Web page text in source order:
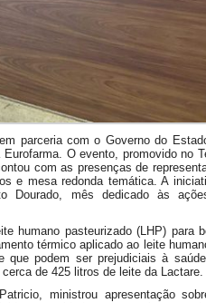
parceria com o Governo do
O evento, promovido no
com as presenças de
e mesa redonda temática. A
Dourado, mês dedicado às
humano pasteurizado (LHP) para
térmico aplicado ao leite
que podem ser prejudiciais à
de 425 litros de leite da Lactare.
ministrou apresentação